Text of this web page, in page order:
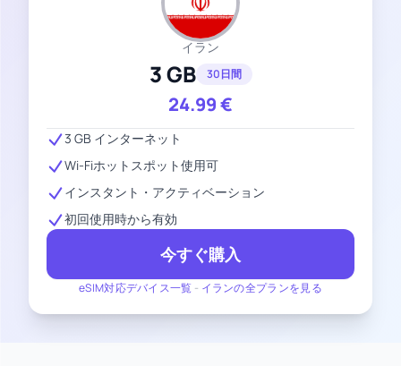
イラン
3 GB 30日間
24.99€
eSIM対応デバイス一覧 - イランの全プランを見る
3 GB インターネット
Wi-Fiホットスポット使用可
インスタント・アクティベーション
初回使用時から有効
今すぐ購入